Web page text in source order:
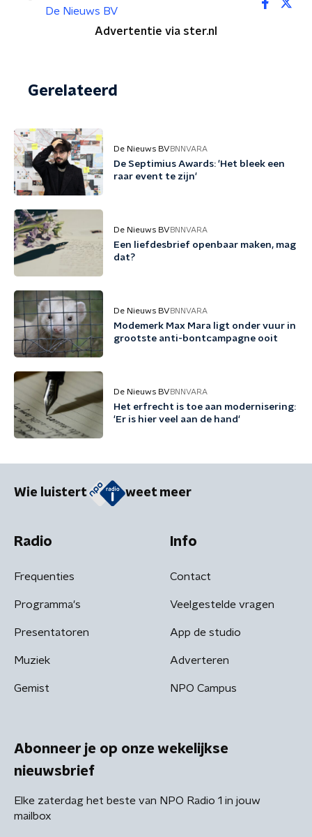
De Nieuws BV
Advertentie via ster.nl
Gerelateerd
De Nieuws BV BNNVARA
De Septimius Awards: 'Het bleek een
raar event te zijn'
De Nieuws BV BNNVARA
Een liefdesbrief openbaar maken, mag
dat?
De Nieuws BV BNNVARA
Modemerk Max Mara ligt onder vuur in
grootste anti-bontcampagne ooit
De Nieuws BV BNNVARA
Het erfrecht is toe aan modernisering:
'Er is hier veel aan de hand'
Wie luistert weet meer
Radio
Frequenties
Programma's
Presentatoren
Muziek
Gemist
Info
Contact
Veelgestelde vragen
App de studio
Adverteren
NPO Campus
Abonneer je op onze wekelijkse
nieuwsbrief
Elke zaterdag het beste van NPO Radio 1 in jouw
mailbox